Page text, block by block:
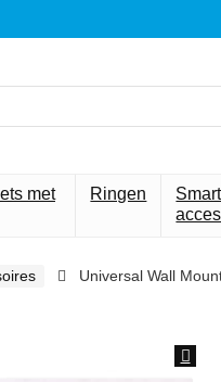
met
Ringen
Universal Wall